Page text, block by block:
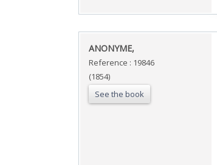
‎ANONYME,‎
Reference : 19846
(1854)
See the book